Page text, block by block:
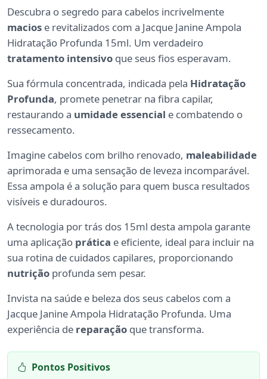
Descubra o segredo para cabelos incrivelmente
macios e revitalizados com a Jacque Janine Ampola
Hidratação Profunda 15ml. Um verdadeiro
tratamento intensivo que seus fios esperavam.
Sua fórmula concentrada, indicada pela Hidratação
Profunda, promete penetrar na fibra capilar,
restaurando a umidade essencial e combatendo o
ressecamento.
Imagine cabelos com brilho renovado, maleabilidade
aprimorada e uma sensação de leveza incomparável.
Essa ampola é a solução para quem busca resultados
visíveis e duradouros.
A tecnologia por trás dos 15ml desta ampola garante
uma aplicação prática e eficiente, ideal para incluir na
sua rotina de cuidados capilares, proporcionando
nutrição profunda sem pesar.
Invista na saúde e beleza dos seus cabelos com a
Jacque Janine Ampola Hidratação Profunda. Uma
experiência de reparação que transforma.
Pontos Positivos